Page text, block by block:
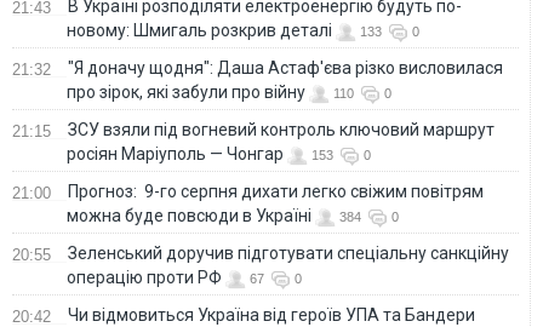
21:43
В Україні розподіляти електроенергію будуть по-
новому: Шмигаль розкрив деталі
133 0
21:32
"Я доначу щодня": Даша Астаф'єва різко висловилася
про зірок, які забули про війну
110 0
21:15
ЗСУ взяли під вогневий контроль ключовий маршрут
росіян Маріуполь — Чонгар
153 0
21:00
Прогноз: 9-го серпня дихати легко свіжим повітрям
можна буде повсюди в Україні
384 0
20:55
Зеленський доручив підготувати спеціальну санкційну
операцію проти РФ
67 0
20:42
Чи відмовиться Україна від героїв УПА та Бандери